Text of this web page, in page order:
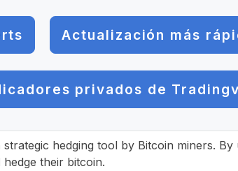
Actualización más
privados de
hedging tool by Bitcoin miners.
their bitcoin.